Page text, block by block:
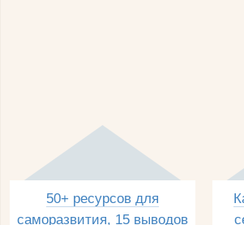
50+ ресурсов для
саморазвития, 15 выводов